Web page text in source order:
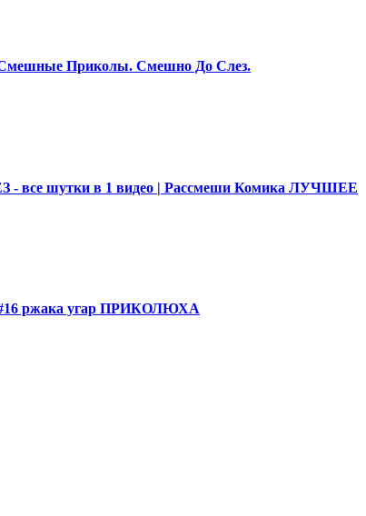
Приколы. Смешно До Слез.
- все шутки в 1 видео | Рассмеши Комика ЛУЧШЕЕ
ржака угар ПРИКОЛЮХА